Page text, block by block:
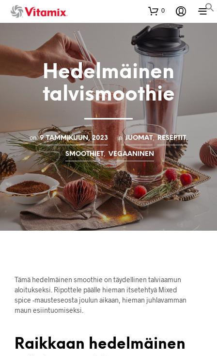
0
Hedelmäinen
talvismoothie
on 9 TAMMIKUUN, 2023 in JUOMAT, RESEPTIT,
SMOOTHIET, VEGAANINEN
Tämä hedelmäinen smoothie on täydellinen talviaamun
aloitukseksi. Ripottele päälle hieman itsetehtyä Mixed
spice -mausteseosta joulun aikaan, hieman juhlavamman
maun esiintuomiseksi.
Raikkaan hedelmäinen